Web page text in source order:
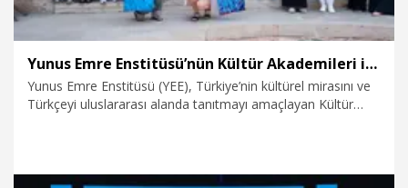
Yunus Emre Enstitüsü’nün Kültür Akademileri ile Türkçe ve Türkoloji Yaz Okulları başladı
Yunus Emre Enstitüsü (YEE), Türkiye’nin kültürel mirasını ve
Türkçeyi uluslararası alanda tanıtmayı amaçlayan Kültür
Türkiye’de bir araya gelecek.